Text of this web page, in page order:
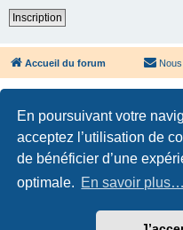
En poursuivant votre
acceptez l’utilisation de
de bénéficier d’une
optimale. En savoir plus…
Inscription
Accueil du forum
Développé parphpBB®